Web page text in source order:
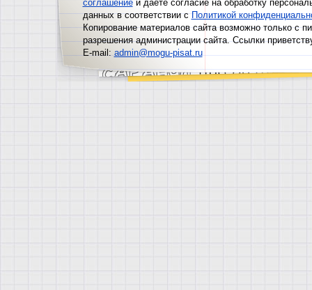
соглашениеи даёте согласие на обработку
данных в соответствии сПолитикой
Копирование материалов сайта возможно только с
разрешения администрации сайта. Ссылки
E-mail:admin@mogu-pisat.ru